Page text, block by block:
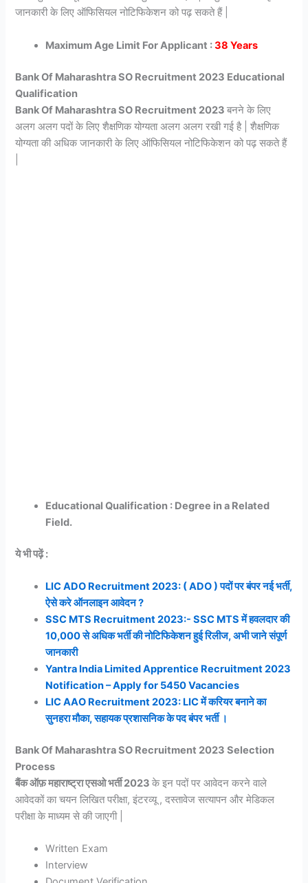
जानकारी के लिए ऑफिसियल नोटिफिकेशन को पढ़ सकते हैं |
Maximum Age Limit For Applicant :38 Years
Bank Of Maharashtra SO Recruitment 2023 Educational
Qualification
Bank Of Maharashtra SO Recruitment 2023बनने के लिए
अलग अलग पदों के लिए शैक्षणिक योग्यता अलग अलग रखी गई है | शैक्षणिक
योग्यता की अधिक जानकारी के लिए ऑफिसियल नोटिफिकेशन को पढ़ सकते हैं
Educational Qualification : Degree in a Related
Field.
ये भी पढ़ें :
LIC ADO Recruitment 2023: ( ADO ) पदों पर बंपर नई भर्ती,
ऐसे करे ऑनलाइन आवेदन ?
SSC MTS Recruitment 2023:- SSC MTS में हवलदार की
10,000 से अधिक भर्ती की नोटिफिकेशन हुई रिलीज, अभी जाने संपूर्ण
जानकारी
Yantra India Limited Apprentice Recruitment 2023
Notification – Apply for 5450 Vacancies
LIC AAO Recruitment 2023: LIC में करियर बनाने का
सुनहरा मौका, सहायक प्रशासनिक के पद बंपर भर्ती ।
Bank Of Maharashtra SO Recruitment 2023 Selection
Process
बैंक ऑफ़ महाराष्ट्रा एसओ भर्ती 2023के इन पदों पर आवेदन करने वाले
आवेदकों का चयन लिखित परीक्षा, इंटरव्यू , दस्तावेज सत्यापन और मेडिकल
परीक्षा के माध्यम से की जाएगी |
Written Exam
Interview